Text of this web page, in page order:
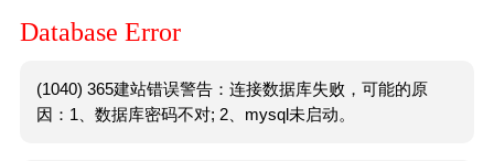
Database Error
(1040) 365建站错误警告：连接数据库失败，可能的原
因：1、数据库密码不对; 2、mysql未启动。